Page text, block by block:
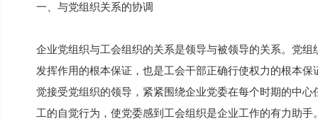
一、与党组织关系的协调
企业党组织与工会组织的关系是领导与被领导的关系。党
发挥作用的根本保证，也是工会干部正确行使权力的根本
觉接受党组织的领导，紧紧围绕企业党委在每个时期的中
工的自觉行为，使党委感到工会组织是企业工作的有力助手